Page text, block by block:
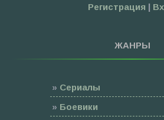
Регистрация |
ЖАНРЫ
» Сериалы
» Боевики